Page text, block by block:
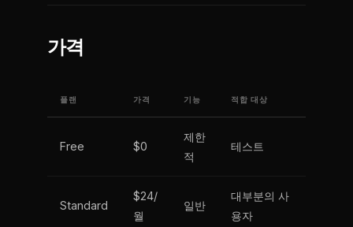
가격
플랜 가격 기능 적합 대상
Free $0
제한
적
테스트
Standard
$24/
월
일반
대부분의 사
용자